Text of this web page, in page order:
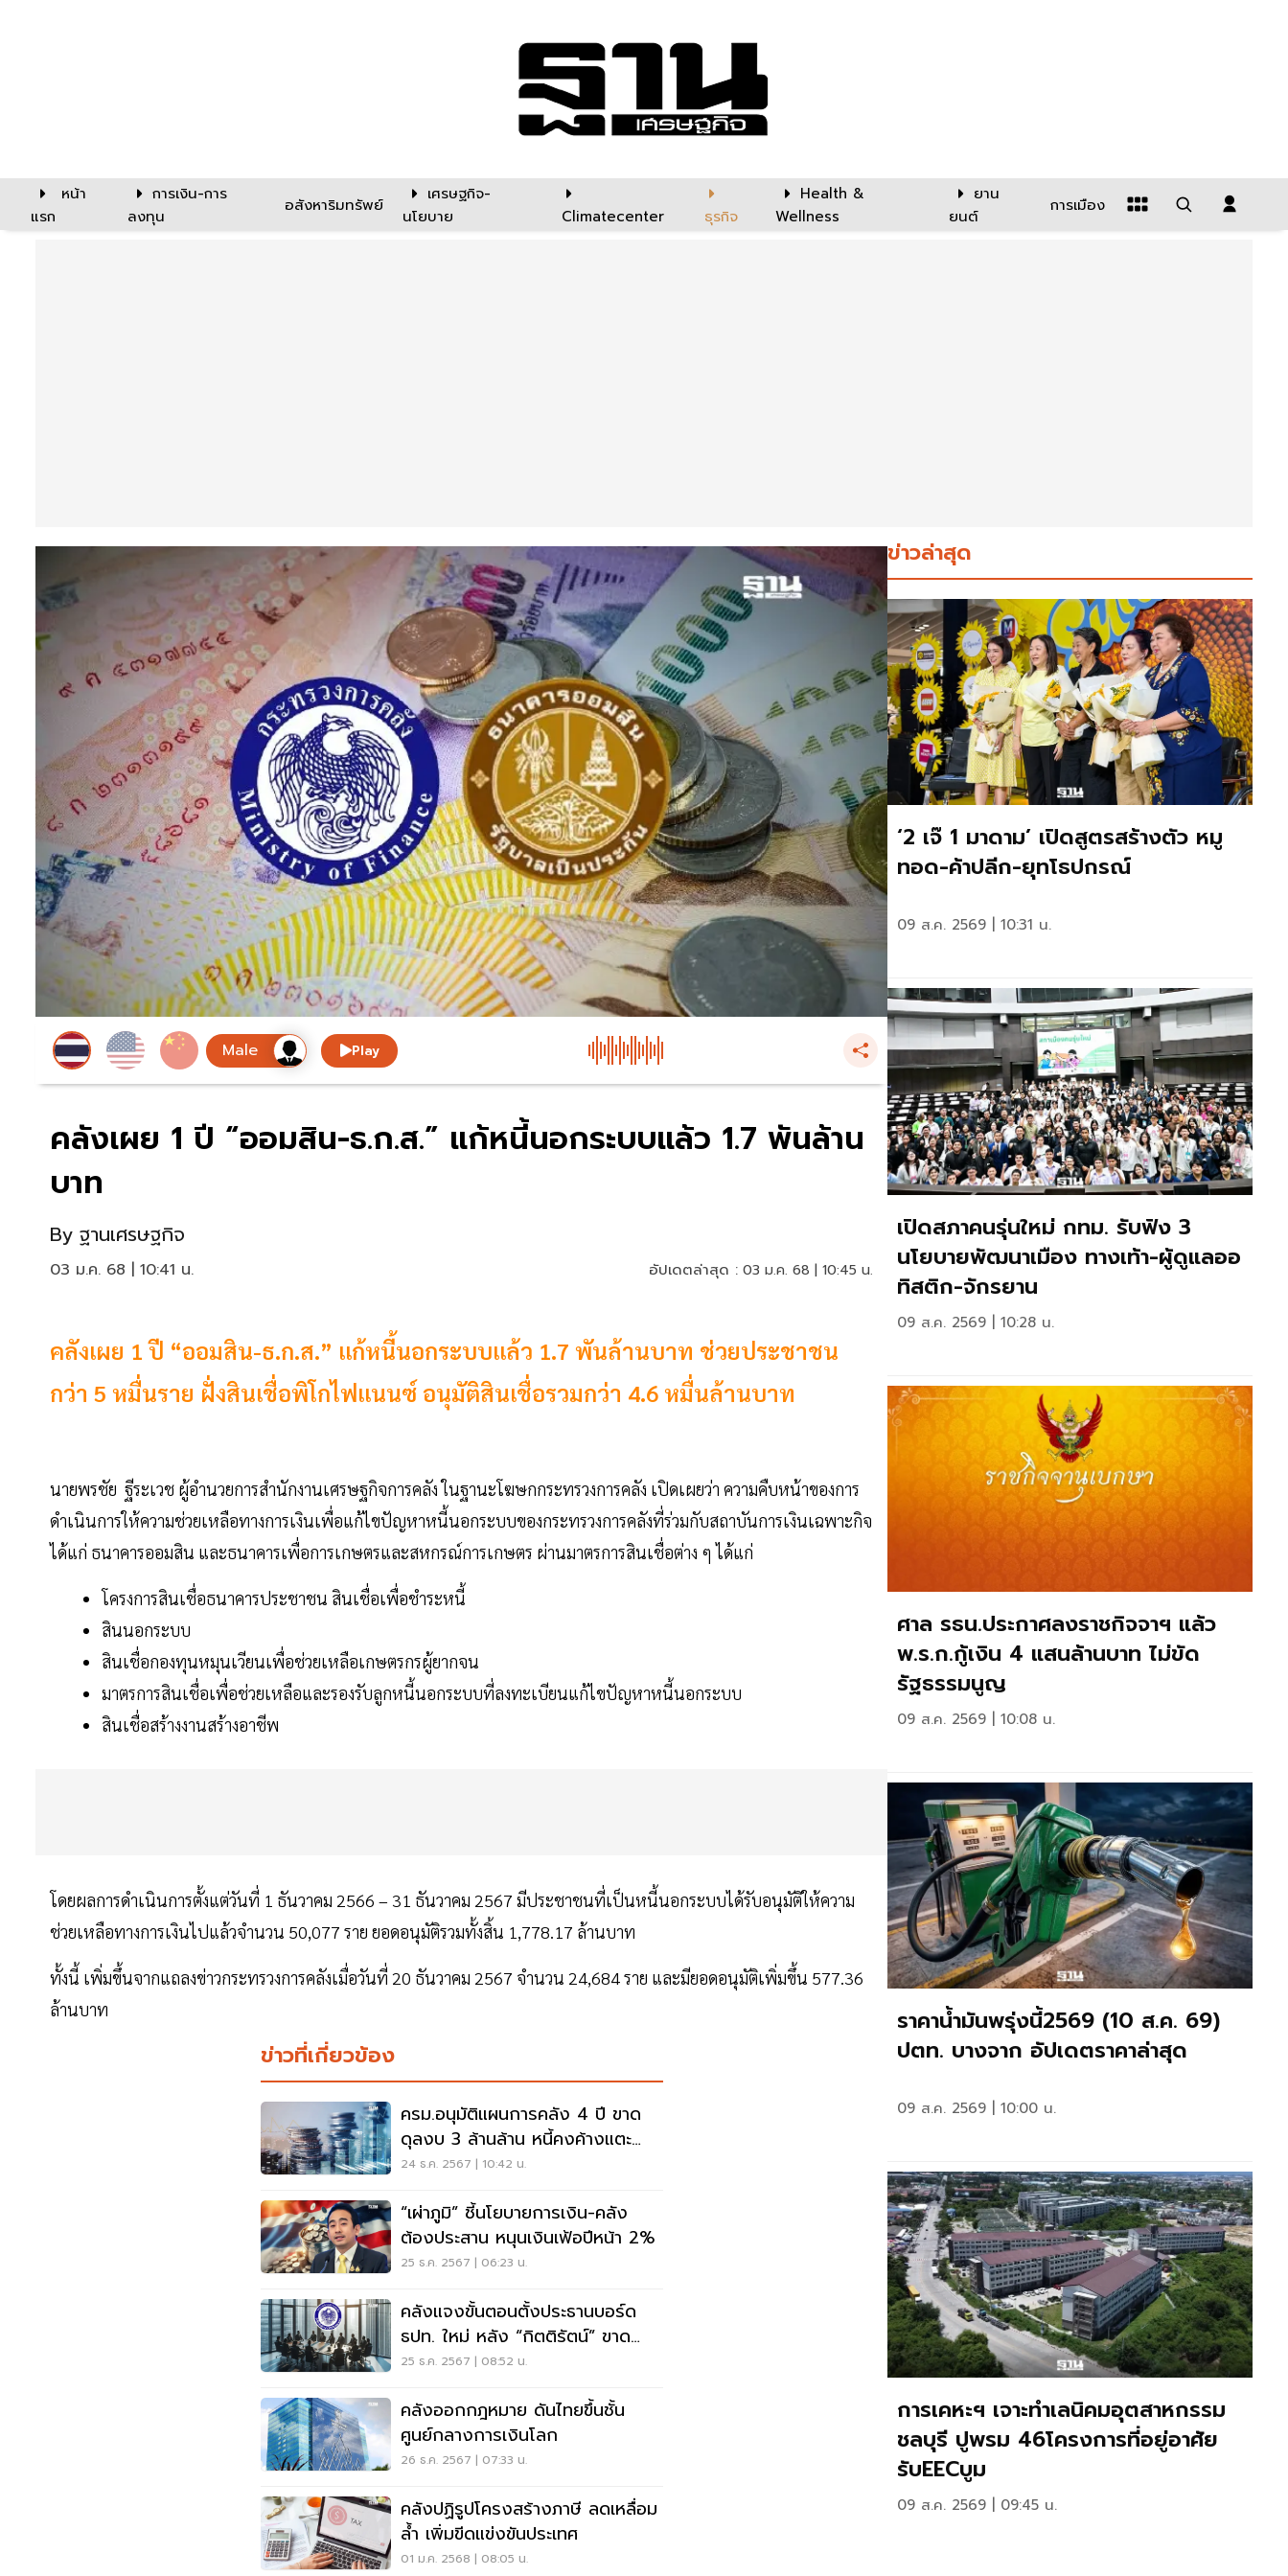
หน้า
แรก
การเงิน-การ
ลงทุน
อสังหาริมทรัพย์
เศรษฐกิจ-
นโยบาย
Climatecenter ธุรกิจ
Health &
Wellness
ยาน
ยนต์
การเมือง
Play
คลังเผย 1 ปี “ออมสิน-ธ.ก.ส.” แก้หนี้นอกระบบแล้ว 1.7 พันล้าน
บาท
By ฐานเศรษฐกิจ
03 ม.ค. 68 | 10:41 น. อัปเดตล่าสุด : 03 ม.ค. 68 | 10:45 น.
คลังเผย 1 ปี “ออมสิน-ธ.ก.ส.” แก้หนี้นอกระบบแล้ว 1.7 พันล้านบาท ช่วยประชาชน
กว่า 5 หมื่นราย ฝั่งสินเชื่อพิโกไฟแนนซ์ อนุมัติสินเชื่อรวมกว่า 4.6 หมื่นล้านบาท
นายพรชัย ฐีระเวช ผู้อำนวยการสำนักงานเศรษฐกิจการคลัง ในฐานะโฆษกกระทรวงการคลัง เปิดเผยว่า ความคืบหน้าของการ
ดำเนินการให้ความช่วยเหลือทางการเงินเพื่อแก้ไขปัญหาหนี้นอกระบบของกระทรวงการคลังที่ร่วมกับสถาบันการเงินเฉพาะกิจ
ได้แก่ ธนาคารออมสิน และธนาคารเพื่อการเกษตรและสหกรณ์การเกษตร ผ่านมาตรการสินเชื่อต่าง ๆ ได้แก่
โครงการสินเชื่อธนาคารประชาชน สินเชื่อเพื่อชำระหนี้
สินนอกระบบ
สินเชื่อกองทุนหมุนเวียนเพื่อช่วยเหลือเกษตรกรผู้ยากจน
มาตรการสินเชื่อเพื่อช่วยเหลือและรองรับลูกหนี้นอกระบบที่ลงทะเบียนแก้ไขปัญหาหนี้นอกระบบ
สินเชื่อสร้างงานสร้างอาชีพ
โดยผลการดำเนินการตั้งแต่วันที่ 1 ธันวาคม 2566 – 31 ธันวาคม 2567 มีประชาชนที่เป็นหนี้นอกระบบได้รับอนุมัติให้ความ
ช่วยเหลือทางการเงินไปแล้วจำนวน 50,077 ราย ยอดอนุมัติรวมทั้งสิ้น 1,778.17 ล้านบาท
ทั้งนี้ เพิ่มขึ้นจากแถลงข่าวกระทรวงการคลังเมื่อวันที่ 20 ธันวาคม 2567 จำนวน 24,684 ราย และมียอดอนุมัติเพิ่มขึ้น 577.36
ล้านบาท
ข่าวที่เกี่ยวข้อง
ครม.อนุมัติแผนการคลัง 4 ปี ขาด
ดุลงบ 3 ล้านล้าน หนี้คงค้างแตะ
69.30%
24 ธ.ค. 2567 | 10:42 น.
“เผ่าภูมิ” ชี้นโยบายการเงิน-คลัง
ต้องประสาน หนุนเงินเฟ้อปีหน้า 2%
25 ธ.ค. 2567 | 06:23 น.
คลังแจงขั้นตอนตั้งประธานบอร์ด
ธปท. ใหม่ หลัง “กิตติรัตน์” ขาด
คุณสมบัติ
25 ธ.ค. 2567 | 08:52 น.
คลังออกกฎหมาย ดันไทยขึ้นชั้น
ศูนย์กลางการเงินโลก
26 ธ.ค. 2567 | 07:33 น.
คลังปฏิรูปโครงสร้างภาษี ลดเหลื่อม
ล้ำ เพิ่มขีดแข่งขันประเทศ
01 ม.ค. 2568 | 08:05 น.
ข่าวล่าสุด
‘2 เจ๊ 1 มาดาม’ เปิดสูตรสร้างตัว หมู
ทอด-ค้าปลีก-ยุทโธปกรณ์
09 ส.ค. 2569 | 10:31 น.
เปิดสภาคนรุ่นใหม่ กทม. รับฟัง 3
นโยบายพัฒนาเมือง ทางเท้า-ผู้ดูแลออ
ทิสติก-จักรยาน
09 ส.ค. 2569 | 10:28 น.
ศาล รธน.ประกาศลงราชกิจจาฯ แล้ว
พ.ร.ก.กู้เงิน 4 แสนล้านบาท ไม่ขัด
รัฐธรรมนูญ
09 ส.ค. 2569 | 10:08 น.
ราคาน้ำมันพรุ่งนี้2569 (10 ส.ค. 69)
ปตท. บางจาก อัปเดตราคาล่าสุด
09 ส.ค. 2569 | 10:00 น.
การเคหะฯ เจาะทำเลนิคมอุตสาหกรรม
ชลบุรี ปูพรม 46โครงการที่อยู่อาศัย
รับEECบูม
09 ส.ค. 2569 | 09:45 น.